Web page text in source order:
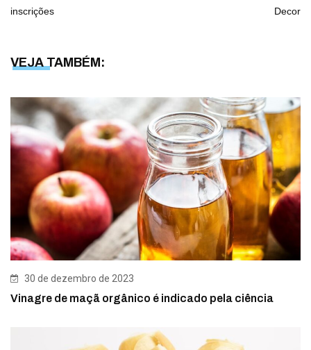
inscrições
Decor
VEJA TAMBÉM:
30 de dezembro de 2023
Vinagre de maçã orgânico é indicado pela ciência